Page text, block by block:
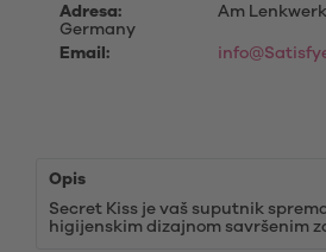
Adresa:
Am
Germany
Email:
Opis
Secret Kiss je vaš suputnik
higijenskim dizajnom savršenim